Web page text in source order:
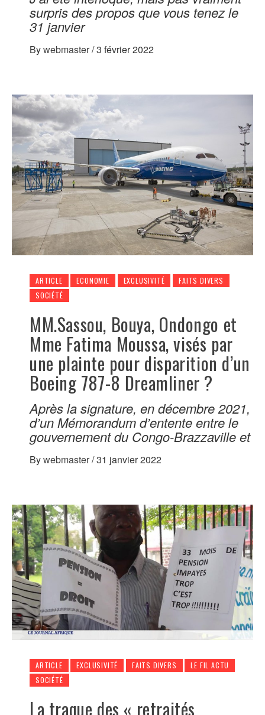
surpris des propos que vous tenez le
31 janvier
Bywebmaster/3 février 2022
ARTICLE ECONOMIE EXCLUSIVITÉ
FAITS DIVERS
SOCIÉTÉ
MM.Sassou, Bouya, Ondongo et
Mme Fatima Moussa, visés par
une plainte pour disparition d’un
Boeing 787-8 Dreamliner ?
Après la signature, en décembre 2021,
d’un Mémorandum d’entente entre le
gouvernement du Congo-Brazzaville et
Bywebmaster/31 janvier 2022
ARTICLE EXCLUSIVITÉ FAITS DIVERS
LE FIL ACTU
SOCIÉTÉ
La traque des « retraités